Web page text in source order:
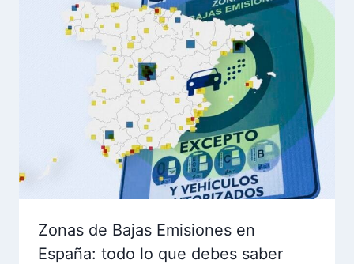
Zonas de Bajas Emisiones en
España: todo lo que debes saber